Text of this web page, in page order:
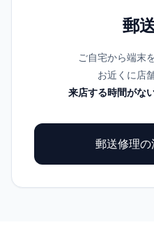
郵
ご自宅から端末
お近くに店
来店する時間がな
郵送修理の